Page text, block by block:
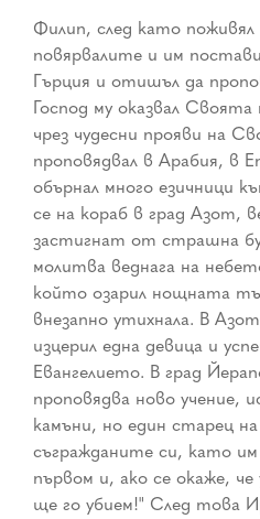
Филип, след като
повярвалите и им
Гърция и отишъл да
Господ му оказвал
чрез чудесни прояви на
проповядвал в Арабия, в
обърнал много езичници
се на кораб в град Азот,
застигнат от страшна
молитва веднага на
който озарил нощната
внезапно утихнала. В
изцерил една девица и
Евангелието. В град
проповядва ново учение,
камъни, но един старец
съгражданите си, като
първом и, ако се окаже,
ще го убием!" След това